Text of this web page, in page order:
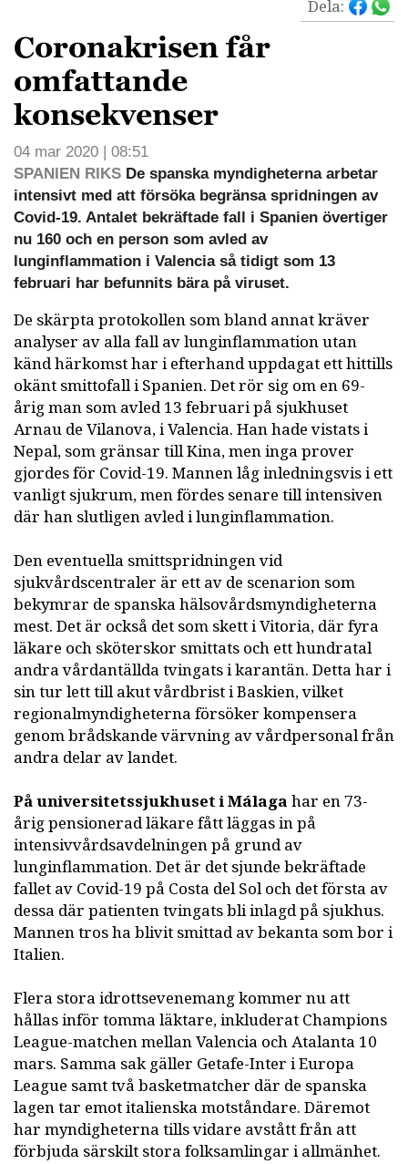
Dela:
Coronakrisen får
omfattande
konsekvenser
04 mar 2020 | 08:51
SPANIEN RIKS De spanska myndigheterna arbetar
intensivt med att försöka begränsa spridningen av
Covid-19. Antalet bekräftade fall i Spanien övertiger
nu 160 och en person som avled av
lunginflammation i Valencia så tidigt som 13
februari har befunnits bära på viruset.
De skärpta protokollen som bland annat kräver
analyser av alla fall av lunginflammation utan
känd härkomst har i efterhand uppdagat ett hittills
okänt smittofall i Spanien. Det rör sig om en 69-
årig man som avled 13 februari på sjukhuset
Arnau de Vilanova, i Valencia. Han hade vistats i
Nepal, som gränsar till Kina, men inga prover
gjordes för Covid-19. Mannen låg inledningsvis i ett
vanligt sjukrum, men fördes senare till intensiven
där han slutligen avled i lunginflammation.
Den eventuella smittspridningen vid
sjukvårdscentraler är ett av de scenarion som
bekymrar de spanska hälsovårdsmyndigheterna
mest. Det är också det som skett i Vitoria, där fyra
läkare och sköterskor smittats och ett hundratal
andra vårdantällda tvingats i karantän. Detta har i
sin tur lett till akut vårdbrist i Baskien, vilket
regionalmyndigheterna försöker kompensera
genom brådskande värvning av vårdpersonal från
andra delar av landet.
På universitetssjukhuset i Málaga har en 73-
årig pensionerad läkare fått läggas in på
intensivvårdsavdelningen på grund av
lunginflammation. Det är det sjunde bekräftade
fallet av Covid-19 på Costa del Sol och det första av
dessa där patienten tvingats bli inlagd på sjukhus.
Mannen tros ha blivit smittad av bekanta som bor i
Italien.
Flera stora idrottsevenemang kommer nu att
hållas inför tomma läktare, inkluderat Champions
League-matchen mellan Valencia och Atalanta 10
mars. Samma sak gäller Getafe-Inter i Europa
League samt två basketmatcher där de spanska
lagen tar emot italienska motståndare. Däremot
har myndigheterna tills vidare avstått från att
förbjuda särskilt stora folksamlingar i allmänhet.